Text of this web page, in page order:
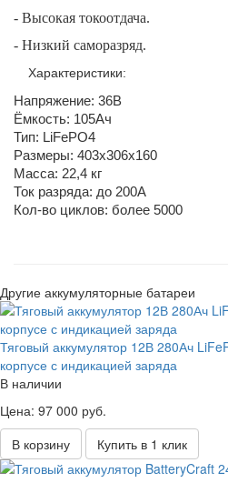
- Высокая токоотдача.
- Низкий саморазряд.
Характеристики:
Напряжение: 36В
Ёмкость: 105Ач
Тип: LiFePO4
Размеры: 403х306х160
Масса: 22,4 кг
Ток разряда: до 200А
Кол-во циклов: более 5000
Другие аккумуляторные батареи
Тяговый аккумулятор 12В 280Ач
корпусе с индикацией заряда
В наличии
Цена: 97 000 руб.
В корзину
Купить в 1 клик